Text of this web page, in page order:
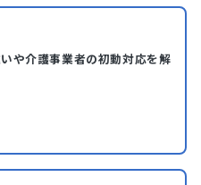
や介護事業者の初動対応を解